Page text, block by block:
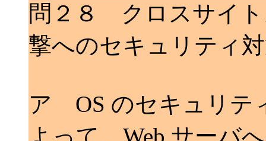
問２８ クロスサイ
撃へのセキュリティ
ア OS のセキュリテ